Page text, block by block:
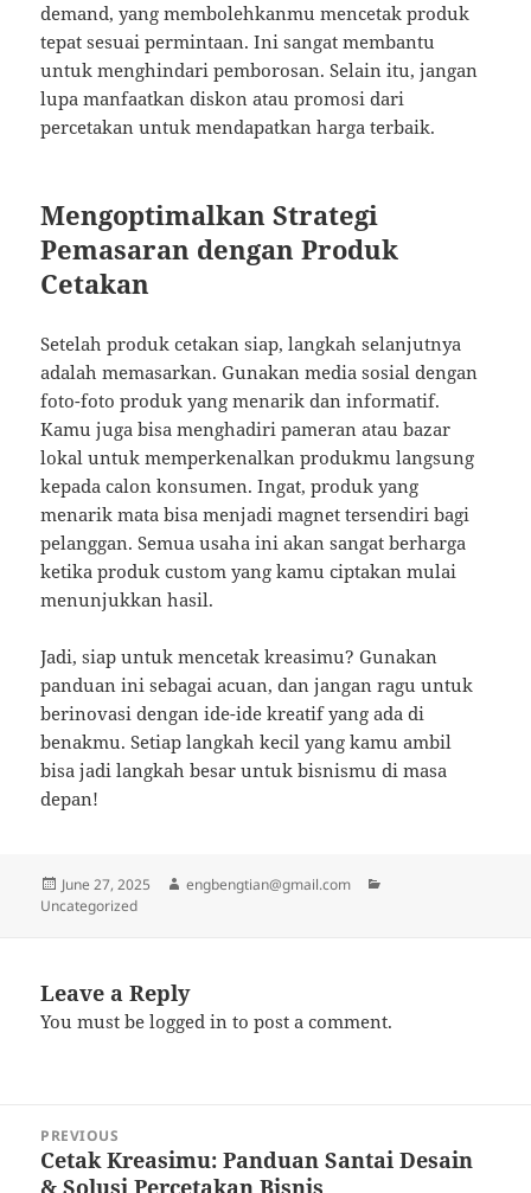
demand, yang membolehkanmu mencetak produk
tepat sesuai permintaan. Ini sangat membantu
untuk menghindari pemborosan. Selain itu, jangan
lupa manfaatkan diskon atau promosi dari
percetakan untuk mendapatkan harga terbaik.
Mengoptimalkan Strategi
Pemasaran dengan Produk
Cetakan
Setelah produk cetakan siap, langkah selanjutnya
adalah memasarkan. Gunakan media sosial dengan
foto-foto produk yang menarik dan informatif.
Kamu juga bisa menghadiri pameran atau bazar
lokal untuk memperkenalkan produkmu langsung
kepada calon konsumen. Ingat, produk yang
menarik mata bisa menjadi magnet tersendiri bagi
pelanggan. Semua usaha ini akan sangat berharga
ketika produk custom yang kamu ciptakan mulai
menunjukkan hasil.
Jadi, siap untuk mencetak kreasimu? Gunakan
panduan ini sebagai acuan, dan jangan ragu untuk
berinovasi dengan ide-ide kreatif yang ada di
benakmu. Setiap langkah kecil yang kamu ambil
bisa jadi langkah besar untuk bisnismu di masa
depan!
Posted
on
June 27, 2025 Author
engbengtian@gmail.com
Uncategorized
Leave a Reply
You must belogged in to post a comment.
navigation
PREVIOUS
Previous
Cetak Kreasimu: Panduan Santai Desain